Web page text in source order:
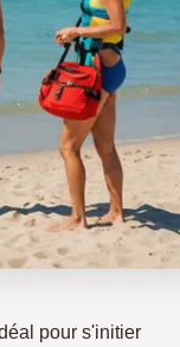
pour s'initier